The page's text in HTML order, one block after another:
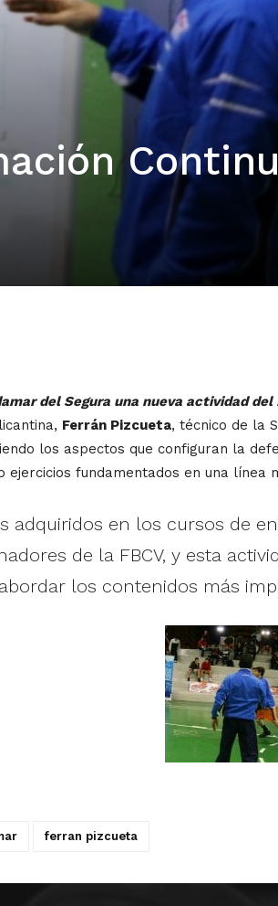
del Segura una nueva actividad
Ferrán Pizcueta, técnico de la
los aspectos que configuran la
fundamentados en una
adquiridos en los cursos de
de la FBCV, y esta
los contenidos más
ferran pizcueta